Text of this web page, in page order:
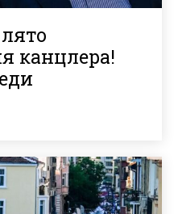
канцлера!